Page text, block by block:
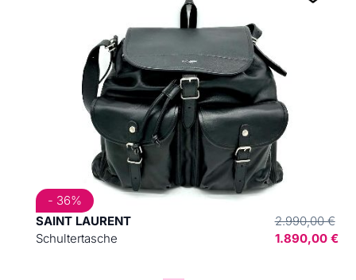
SAINT LAURENT
Schultertasche
2.990,00 €
1.890,00 €
- 36%